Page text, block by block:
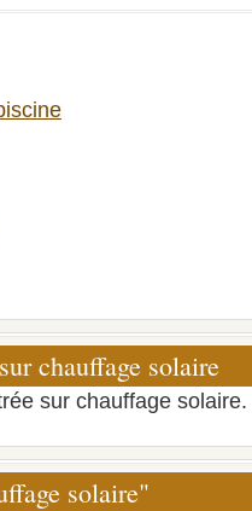
chauffage solaire
sur chauffage solaire.
solaire"